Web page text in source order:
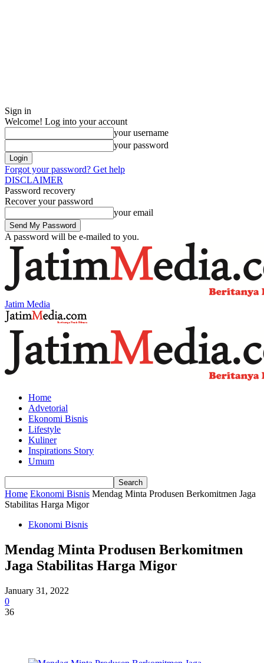
Sign in
Welcome! Log into your account
your username
your password
Forgot your password? Get help
DISCLAIMER
Password recovery
Recover your password
your email
A password will be e-mailed to you.
Jatim Media
Home
Advetorial
Ekonomi Bisnis
Lifestyle
Kuliner
Inspirations Story
Umum
Home Ekonomi Bisnis Mendag Minta Produsen Berkomitmen Jaga
Stabilitas Harga Migor
Ekonomi Bisnis
Mendag Minta Produsen Berkomitmen
Jaga Stabilitas Harga Migor
January 31, 2022
0
36